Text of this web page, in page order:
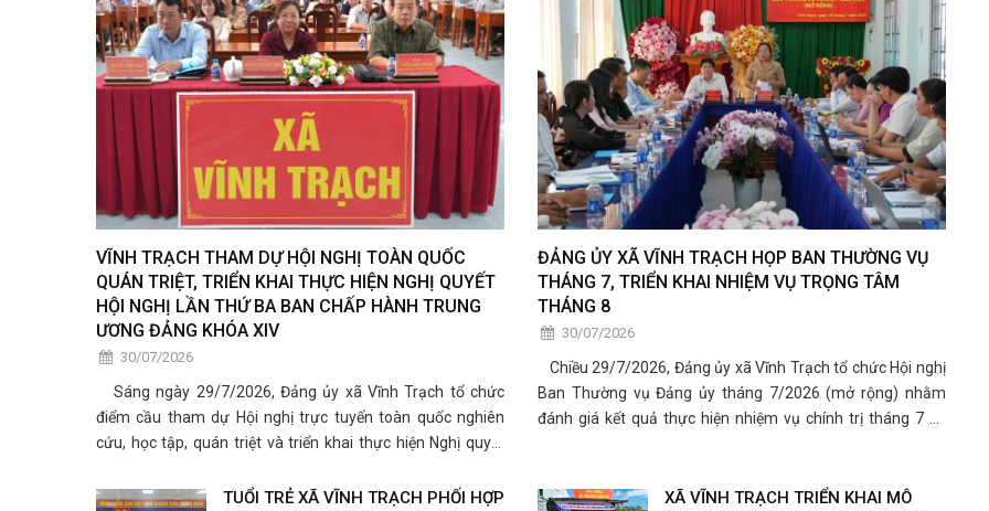
VĨNH TRẠCH THAM DỰ HỘI NGHỊ TOÀN QUỐC
QUÁN TRIỆT, TRIỂN KHAI THỰC HIỆN NGHỊ QUYẾT
HỘI NGHỊ LẦN THỨ BA BAN CHẤP HÀNH TRUNG
ƯƠNG ĐẢNG KHÓA XIV
30/07/2026
Sáng ngày 29/7/2026, Đảng ủy xã Vĩnh Trạch tổ chức
điểm cầu tham dự Hội nghị trực tuyến toàn quốc nghiên
cứu, học tập, quán triệt và triển khai thực hiện Nghị quyết
XIV.
ĐẢNG ỦY XÃ VĨNH TRẠCH HỌP BAN THƯỜNG VỤ
THÁNG 7, TRIỂN KHAI NHIỆM VỤ TRỌNG TÂM
THÁNG 8
30/07/2026
Chiều 29/7/2026, Đảng ủy xã Vĩnh Trạch tổ chức Hội nghị
Ban Thường vụ Đảng ủy tháng 7/2026 (mở rộng) nhằm
đánh giá kết quả thực hiện nhiệm vụ chính trị tháng 7 và
TUỔI TRẺ XÃ VĨNH TRẠCH PHỐI HỢP
XÃ VĨNH TRẠCH TRIỂN KHAI MÔ